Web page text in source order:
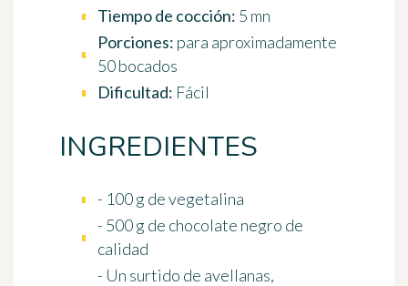
Tiempo de cocción: 5 mn
Porciones: para aproximadamente
50 bocados
Dificultad: Fácil
INGREDIENTES
- 100 g de vegetalina
- 500 g de chocolate negro de
calidad
- Un surtido de avellanas,